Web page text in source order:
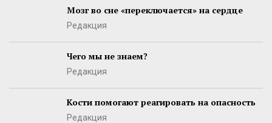
Мозг во сне «переключается» на сердце
Редакция
Чего мы не знаем?
Редакция
Кости помогают реагировать на опасность
Редакция